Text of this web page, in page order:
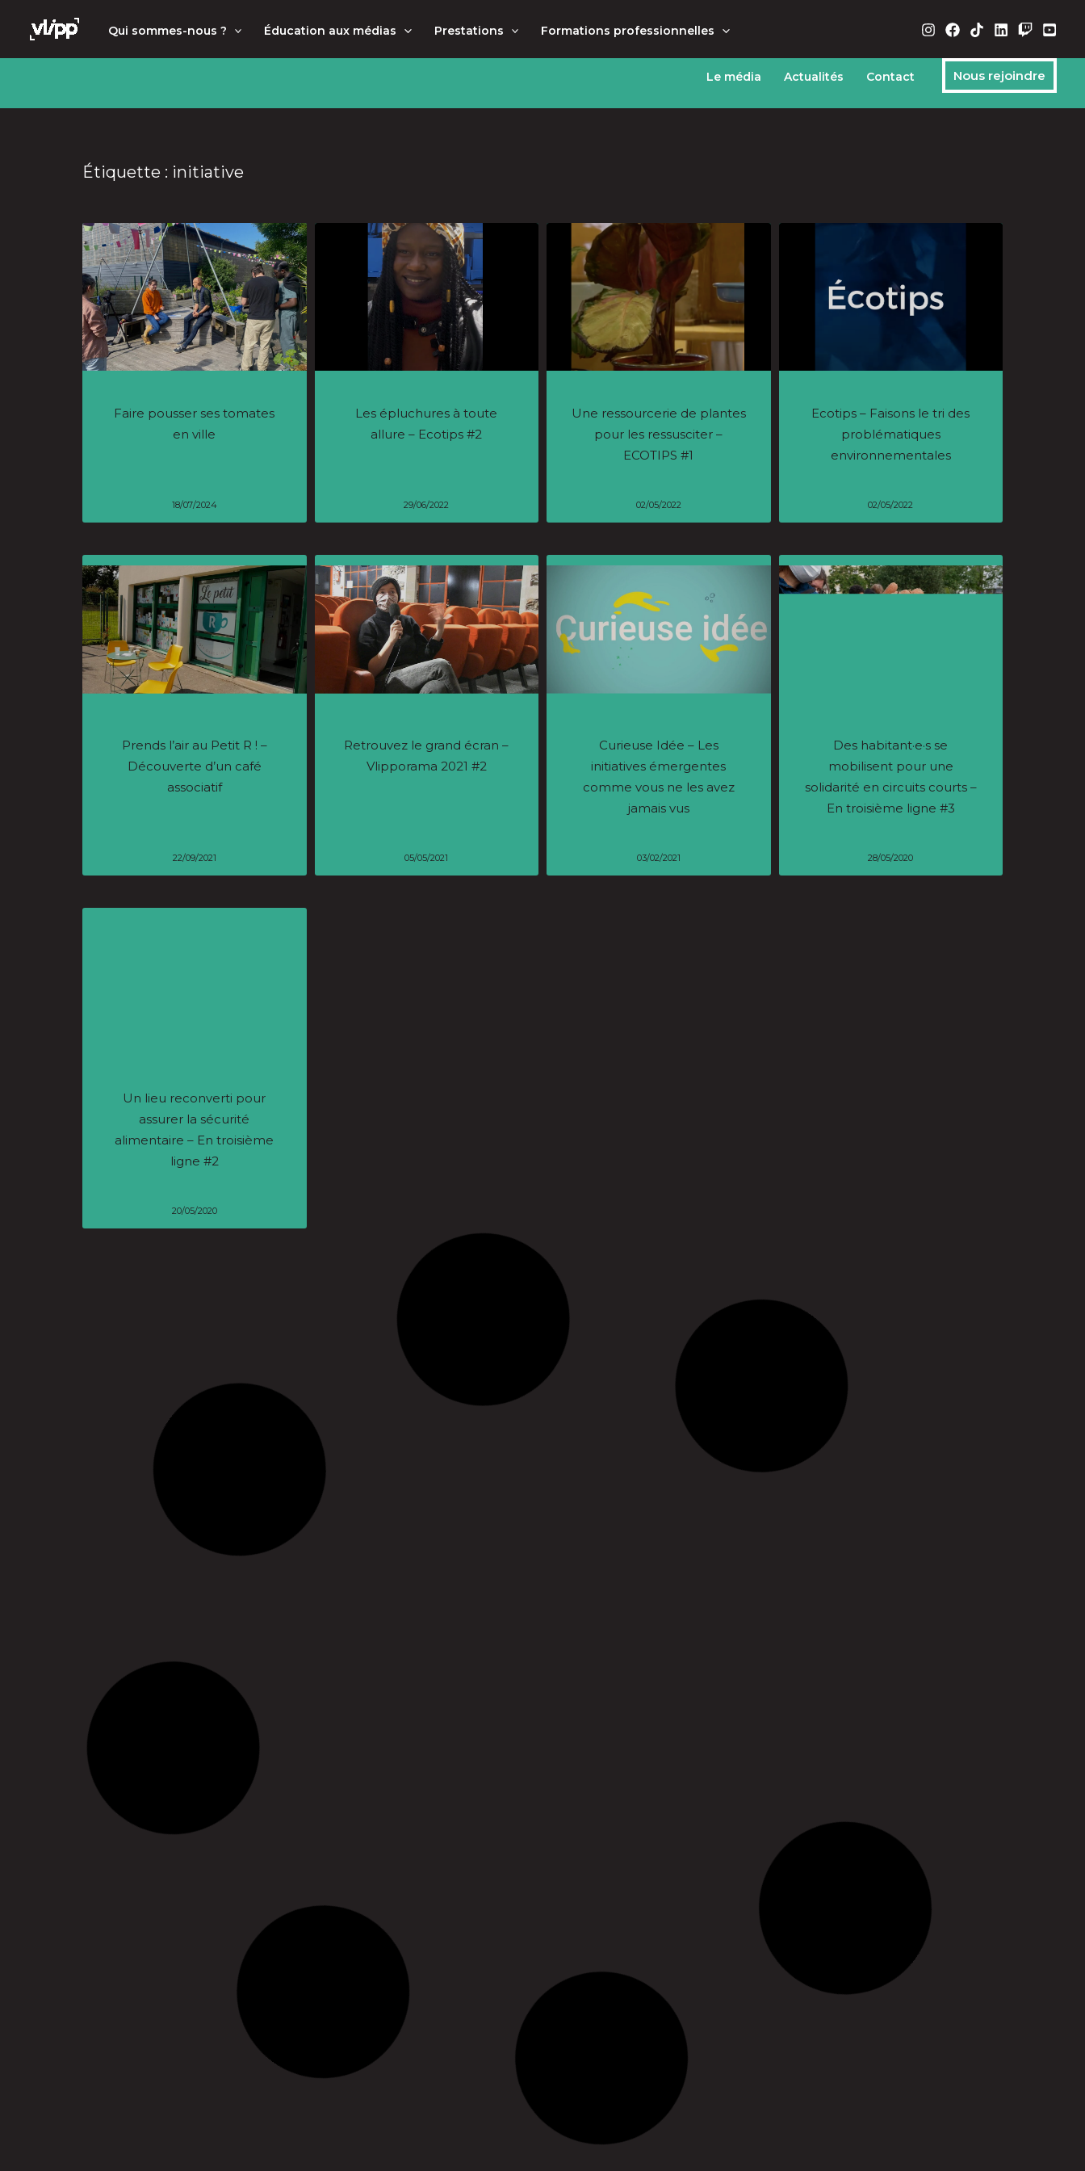
principal
Qui sommes-nous ? Éducation aux médias Prestations Formations professionnelles
Le média Actualités Contact Nous rejoindre
Étiquette : initiative
Faire pousser ses tomates
en ville
18/07/2024
Les épluchures à toute
allure – Ecotips #2
29/06/2022
Une ressourcerie de plantes
pour les ressusciter –
ECOTIPS #1
02/05/2022
Ecotips – Faisons le tri des
problématiques
environnementales
02/05/2022
Prends l’air au Petit R ! –
Découverte d’un café
associatif
22/09/2021
Retrouvez le grand écran –
Vlipporama 2021 #2
05/05/2021
Curieuse Idée – Les
initiatives émergentes
comme vous ne les avez
jamais vus
03/02/2021
Des habitant·e·s se
mobilisent pour une
solidarité en circuits courts –
En troisième ligne #3
28/05/2020
Un lieu reconverti pour
assurer la sécurité
alimentaire – En troisième
ligne #2
20/05/2020